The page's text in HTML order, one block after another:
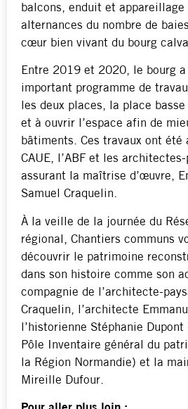
balcons, enduit et appareillage
alternances du nombre de
cœur bien vivant du bourg
Entre 2019 et 2020, le bourg a
important programme de
les deux places, la place
et à ouvrir l’espace afin de
bâtiments. Ces travaux ont été
CAUE, l’ABF et les
assurant la maîtrise d’œuvre,
Samuel Craquelin.
À la veille de la journée du
régional, Chantiers communs
découvrir le patrimoine
dans son histoire comme son
compagnie de l’architecte-
Craquelin, l’architecte
l’historienne Stéphanie
Pôle Inventaire général du
la Région Normandie) et la
Mireille Dufour.